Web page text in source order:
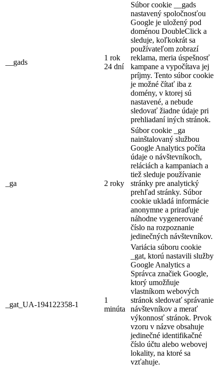
__gads
1 rok
24 dní
Súbor cookie __gads
nastavený spoločnosťou
Google je uložený pod
doménou DoubleClick a
sleduje, koľkokrát sa
používateľom zobrazí
reklama, meria úspešnosť
kampane a vypočítava jej
príjmy. Tento súbor cookie
je možné čítať iba z
domény, v ktorej sú
nastavené, a nebude
sledovať žiadne údaje pri
prehliadaní iných stránok.
_ga 2 roky
Súbor cookie _ga
nainštalovaný službou
Google Analytics počíta
údaje o návštevníkoch,
reláciách a kampaniach a
tiež sleduje používanie
stránky pre analytický
prehľad stránky. Súbor
cookie ukladá informácie
anonymne a priraďuje
náhodne vygenerované
číslo na rozpoznanie
jedinečných návštevníkov.
_gat_UA-194122358-1
1
minúta
Variácia súboru cookie
_gat, ktorú nastavili služby
Google Analytics a
Správca značiek Google,
ktorý umožňuje
vlastníkom webových
stránok sledovať správanie
návštevníkov a merať
výkonnosť stránok. Prvok
vzoru v názve obsahuje
jedinečné identifikačné
číslo účtu alebo webovej
lokality, na ktoré sa
vzťahuje.